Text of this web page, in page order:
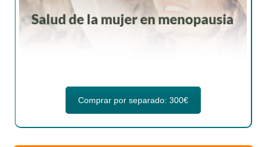
Comprar por separado: 300€